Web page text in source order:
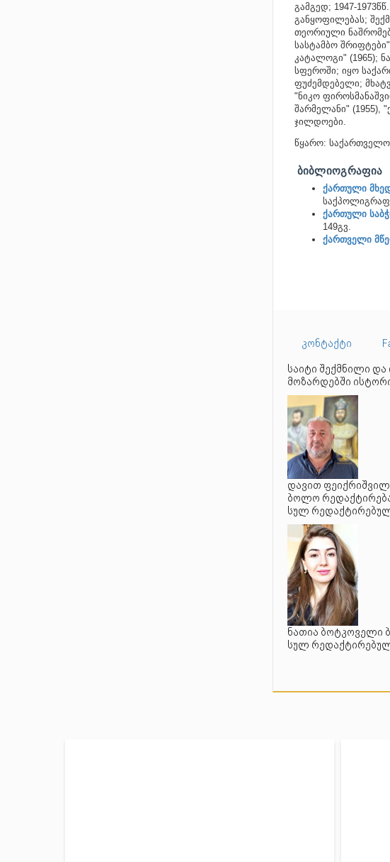
გამგედ; 1947-
განყოფილებას;
თეორიული
სასტამბო
კატალოგი" (1965);
სფეროში; იყო
ფუძემდებელი;
"ნიკო
შარმელანი" (1955),
ჯილდოები.
წყარო:
ᲑᲘᲑᲚᲘᲝᲒᲠᲐᲤᲘᲐ
ქართული
ქართული
149გვ.
ქართველი
კონტაქტი
საიტი შექმნილი
მოზარდებში
დავით
ბოლო რედაქტირება
სულ
ნათია ბოტკოველი
სულ